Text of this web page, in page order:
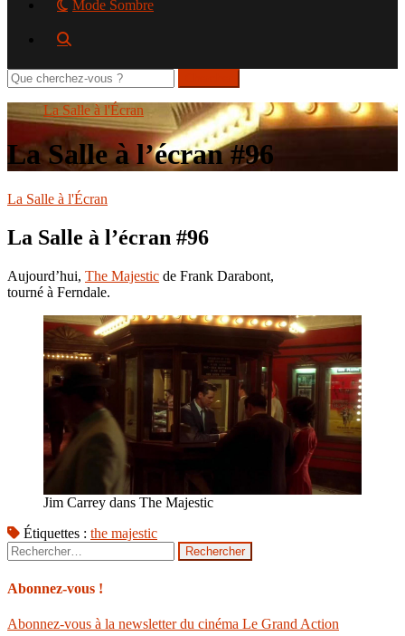
Mode Sombre
Rechercher
sur
le
site
La Salle à l'Écran
La Salle à l’écran #96
La Salle à l'Écran
La Salle à l’écran #96
Aujourd’hui, The Majestic de Frank Darabont,
tourné à Ferndale.
Jim Carrey dans The Majestic
Étiquettes : the majestic
Rechercher :
Abonnez-vous !
Abonnez-vous à la newsletter du cinéma Le Grand Action